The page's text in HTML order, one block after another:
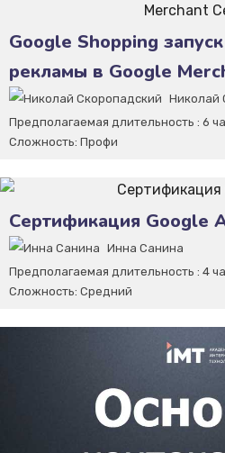
Google Shopping
рекламы в Google
Николай
Предполагаемая длительность : 6
Сложность: Профи
Сертификация Google
Инна Санина
Предполагаемая длительность : 4
Сложность: Средний